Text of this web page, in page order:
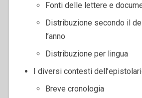
Fonti delle lettere e
Distribuzione secondo il
l’anno
Distribuzione per lingua
I diversi contesti
Breve cronologia